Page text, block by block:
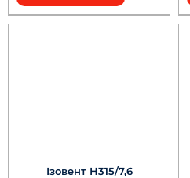
Ізовент Н315/7,6